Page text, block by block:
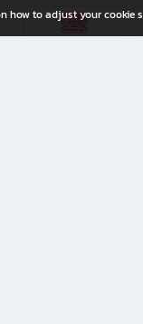
how to adjust your cookie